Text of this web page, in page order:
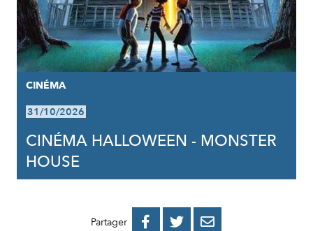
CINÉMA
31/10/2026
CINÉMA HALLOWEEN - MONSTER
HOUSE
Partager 
PARTAGER
PARTAGER
PARTAGER